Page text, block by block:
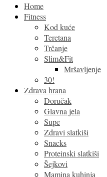
Home
Fitness
Kod kuće
Teretana
Trčanje
Slim&Fit
Mršavljenje
30!
Zdrava hrana
Doručak
Glavna jela
Supe
Zdravi slatkiši
Snacks
Proteinski slatkiši
Šejkovi
Mamina kuhinja